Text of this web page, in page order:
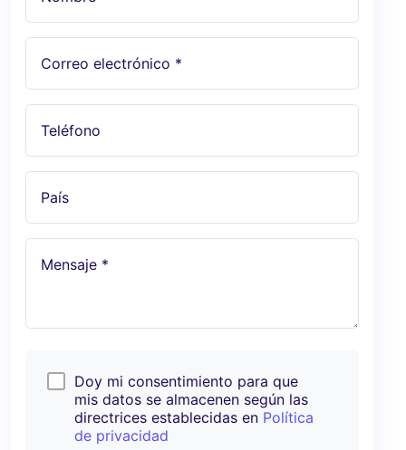
Correo electrónico *
Teléfono
País
Mensaje *
Doy mi consentimiento para que
mis datos se almacenen según las
directrices establecidas en Política
de privacidad